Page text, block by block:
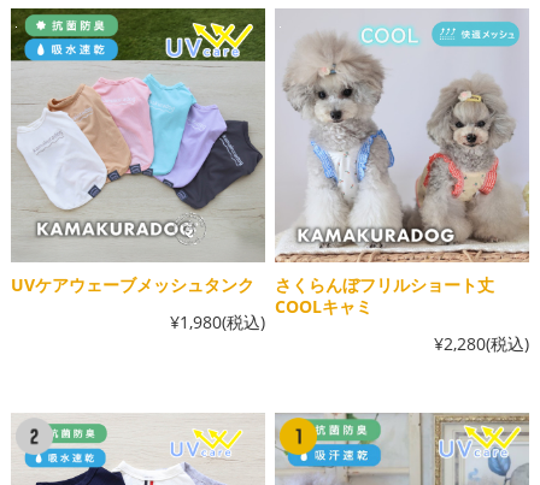
UVケアウェーブメッシュタンク
¥1,980(税込)
さくらんぼフリルショート丈
COOLキャミ
¥2,280(税込)